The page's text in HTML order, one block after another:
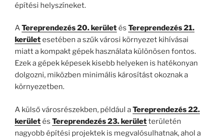
építési helyszíneket.
ATereprendezés 20. kerületés Tereprendezés 21.
kerületesetében a szűk városi környezet kihívásai
miatt a kompakt gépek használata különösen fontos.
Ezek a gépek képesek kisebb helyeken is hatékonyan
dolgozni, miközben minimális károsítást okoznak a
környezetben.
A külső városrészekben, például aTereprendezés 22.
kerületés Tereprendezés 23. kerületterületén
nagyobb építési projektek is megvalósulhatnak, ahol a